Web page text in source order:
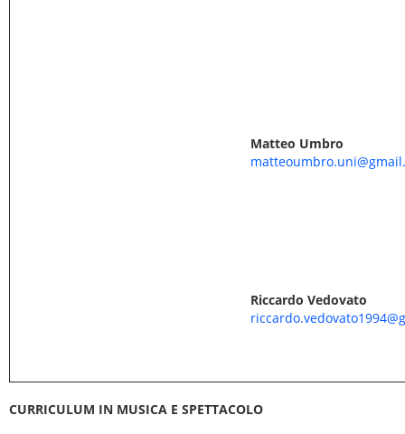
Matteo Umbro
Riccardo Vedovato
CURRICULUM IN MUSICA E SPETTACOLO